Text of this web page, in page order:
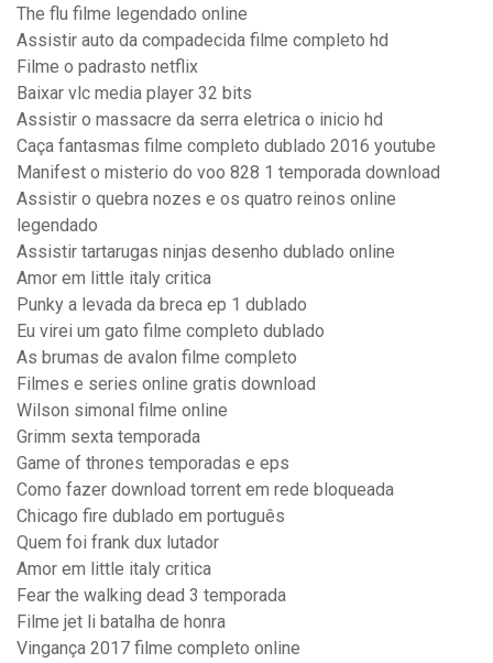
The flu filme legendado online
Assistir auto da compadecida filme completo hd
Filme o padrasto netflix
Baixar vlc media player 32 bits
Assistir o massacre da serra eletrica o inicio hd
Caça fantasmas filme completo dublado 2016 youtube
Manifest o misterio do voo 828 1 temporada download
Assistir o quebra nozes e os quatro reinos online
legendado
Assistir tartarugas ninjas desenho dublado online
Amor em little italy critica
Punky a levada da breca ep 1 dublado
Eu virei um gato filme completo dublado
As brumas de avalon filme completo
Filmes e series online gratis download
Wilson simonal filme online
Grimm sexta temporada
Game of thrones temporadas e eps
Como fazer download torrent em rede bloqueada
Chicago fire dublado em português
Quem foi frank dux lutador
Amor em little italy critica
Fear the walking dead 3 temporada
Filme jet li batalha de honra
Vingança 2017 filme completo online